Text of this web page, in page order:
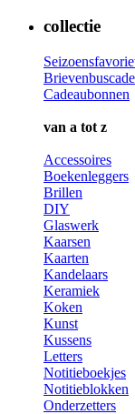
collectie
Cadeaubonnen
van a tot z
Accessoires
Boekenleggers
Brillen
DIY
Glaswerk
Kaarsen
Kaarten
Kandelaars
Keramiek
Koken
Kunst
Kussens
Letters
Notitieboekjes
Notitieblokken
Onderzetters